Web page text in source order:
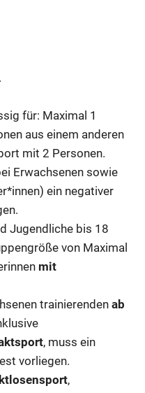
.
für: Maximal 1
aus einem anderen
mit 2 Personen.
Erwachsenen sowie
ein negativer
Jugendliche bis 18
von Maximal
mit
trainierendenab
, muss ein
vorliegen.
,